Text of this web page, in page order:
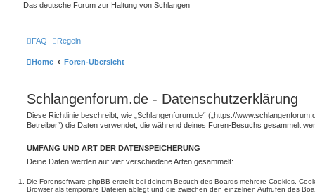
Das deutsche Forum zur Haltung von Schlangen
FAQ Regeln
Home Foren-Übersicht
Schlangenforum.de - Datenschutzerklärung
Diese Richtlinie beschreibt, wie „Schlangenforum.de“ („https://
Betreiber“) die Daten verwendet, die während deines Foren-Besuchs gesammelt
UMFANG UND ART DER DATENSPEICHERUNG
Deine Daten werden auf vier verschiedene Arten gesammelt:
Die Forensoftware phpBB erstellt bei deinem Besuch des Boards mehrere Cookies.
Browser als temporäre Dateien ablegt und die zwischen den einzelnen Aufrufen des